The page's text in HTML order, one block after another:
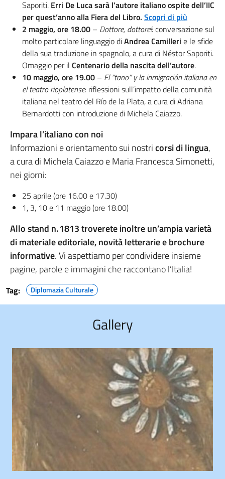
Saporiti. Erri De Luca sarà l’autore italiano ospite dell’IIC
per quest’anno alla Fiera del Libro. Scopri di più
2 maggio, ore 18.00 – Dottore, dottore!: conversazione sul
molto particolare linguaggio diAndrea Camilleri e le sfide
della sua traduzione in spagnolo, a cura di Néstor Saporiti.
Omaggio per il Centenario della nascita dell’autore.
10 maggio, ore 19.00 – El “tano” y la inmigración italiana en
el teatro rioplatense: riflessioni sull’impatto della comunità
italiana nel teatro del Río de la Plata, a cura di Adriana
Bernardotti con introduzione di Michela Caiazzo.
Impara l’italiano con noi
Informazioni e orientamento sui nostricorsi di lingua,
a cura di Michela Caiazzo e Maria Francesca Simonetti,
nei giorni:
25 aprile (ore 16.00 e 17.30)
1, 3, 10 e 11 maggio (ore 18.00)
Allo stand n.1813 troverete inoltre un’ampia varietà
di materiale editoriale, novità letterarie e brochure
informative. Vi aspettiamo per condividere insieme
pagine, parole e immagini che raccontano l’Italia!
Tag: Diplomazia Culturale
Gallery